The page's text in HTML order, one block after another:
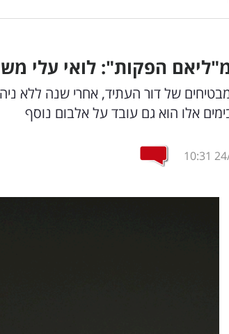
הפקות": לואי עלי
של דור העתיד, אחרי שנה
אלו הוא גם עובד על אלבום נוסף
10:31